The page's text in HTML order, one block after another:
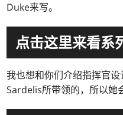
Duke来写。
点击这里来看系
我也想和你们介绍指挥官
Sardelis所带领的，所以她